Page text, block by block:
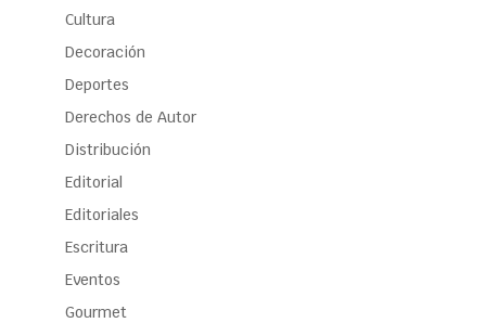
Cultura
Decoración
Deportes
Derechos de Autor
Distribución
Editorial
Editoriales
Escritura
Eventos
Gourmet